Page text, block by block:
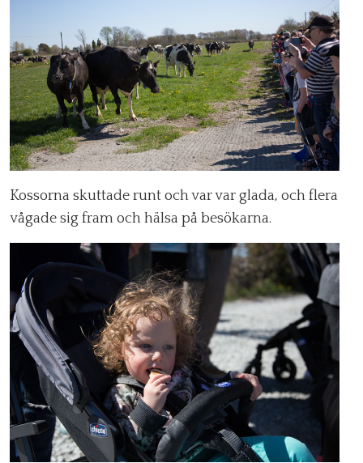
Kossorna skuttade runt och var var glada, och flera
vågade sig fram och hälsa på besökarna.